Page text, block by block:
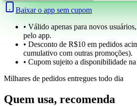
Baixar o app sem cupom
• Válido apenas para novos
pelo app.
• Desconto de R$10 em pedidos
cumulativo com outras promoções).
• Cupom sujeito a disponibilidade
Milhares de pedidos entregues todo dia
Quem usa, recomenda